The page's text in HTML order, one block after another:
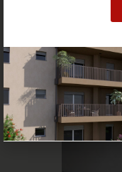
Via Calabria 26,
54 m² 2 Locali
Appartamento
Altre caratteristriche:
€ 220000